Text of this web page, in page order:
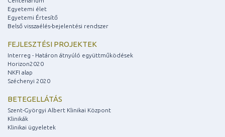
Egyetemi élet
Egyetemi Értesítő
Belső visszaélés-bejelentési rendszer
FEJLESZTÉSI PROJEKTEK
Interreg - Határon átnyúló együttműködések
Horizon2020
NKFI alap
Széchenyi 2020
BETEGELLÁTÁS
Szent-Györgyi Albert Klinikai Központ
Klinikák
Klinikai ügyeletek